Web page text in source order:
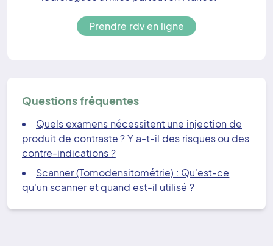
Prendre rdv en ligne
Questions fréquentes
Quels examens nécessitent une injection de
produit de contraste ? Y a-t-il des risques ou des
contre-indications ?
Scanner (Tomodensitométrie) : Qu'est-ce
qu'un scanner et quand est-il utilisé ?